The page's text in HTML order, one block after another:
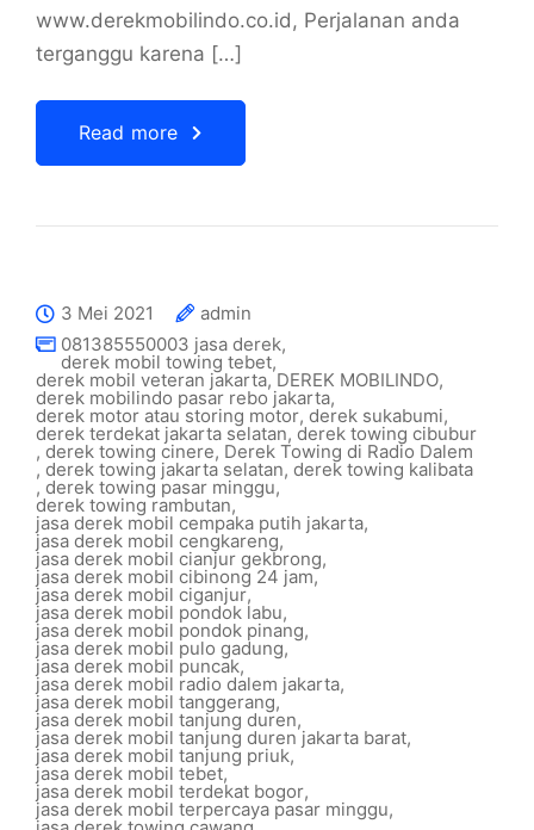
www.derekmobilindo.co.id, Perjalanan anda
terganggu karena […]
Read more
3 Mei 2021
admin
081385550003 jasa derek,
derek mobil towing tebet,
derek mobil veteran jakarta,DEREK MOBILINDO,
derek mobilindo pasar rebo jakarta,
derek motor atau storing motor, derek sukabumi,
derek terdekat jakarta selatan, derek towing cibubur
, derek towing cinere, Derek Towing di Radio Dalem
, derek towing jakarta selatan, derek towing kalibata
, derek towing pasar minggu,
derek towing rambutan,
jasa derek mobil cempaka putih jakarta,
jasa derek mobil cengkareng,
jasa derek mobil cianjur gekbrong,
jasa derek mobil cibinong 24 jam,
jasa derek mobil ciganjur,
jasa derek mobil pondok labu,
jasa derek mobil pondok pinang,
jasa derek mobil pulo gadung,
jasa derek mobil puncak,
jasa derek mobil radio dalem jakarta,
jasa derek mobil tanggerang,
jasa derek mobil tanjung duren,
jasa derek mobil tanjung duren jakarta barat,
jasa derek mobil tanjung priuk,
jasa derek mobil tebet,
jasa derek mobil terdekat bogor,
jasa derek mobil terpercaya pasar minggu,